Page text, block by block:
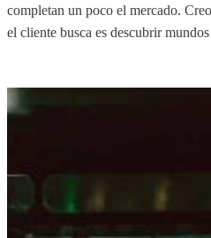
completan un poco el mercado.
el cliente busca es descubrir